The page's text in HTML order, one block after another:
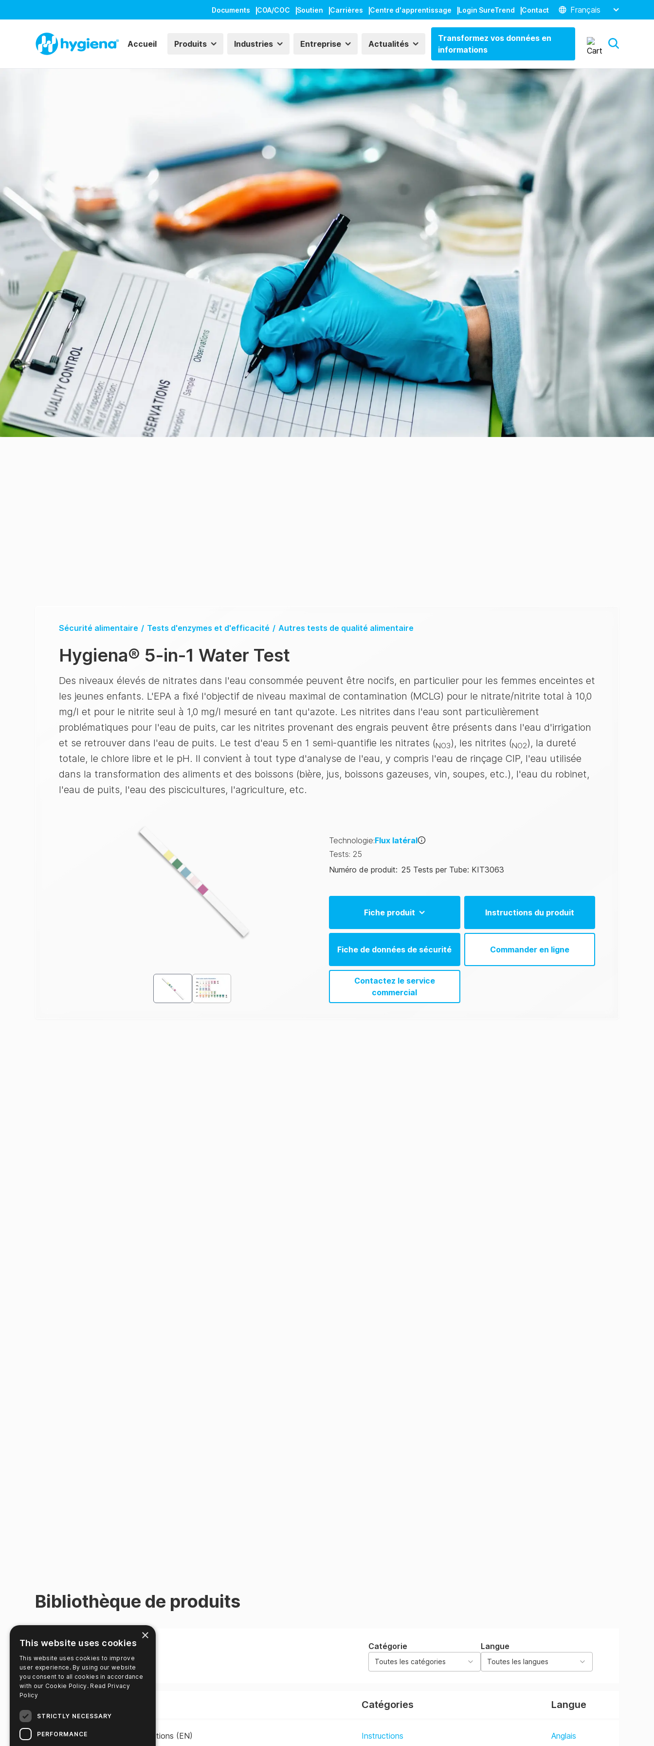
Documents COA/COC Soutien Carrières Centre d'apprentissage Login SureTrend Contact Français
Accueil Produits Industries Entreprise Actualités
Transformez vos données en
informations
Sécurité alimentaire / Tests d'enzymes et d'efficacité / Autres tests de qualité alimentaire
Hygiena® 5-in-1 Water Test
Des niveaux élevés de nitrates dans l'eau consommée peuvent être nocifs, en particulier pour les femmes enceintes et
les jeunes enfants. L'EPA a fixé l'objectif de niveau maximal de contamination (MCLG) pour le nitrate/nitrite total à 10,0
mg/l et pour le nitrite seul à 1,0 mg/l mesuré en tant qu'azote. Les nitrites dans l'eau sont particulièrement
problématiques pour l'eau de puits, car les nitrites provenant des engrais peuvent être présents dans l'eau d'irrigation
et se retrouver dans l'eau de puits. Le test d'eau 5 en 1 semi-quantifie les nitrates (NO3), les nitrites (NO2), la dureté
totale, le chlore libre et le pH. Il convient à tout type d'analyse de l'eau, y compris l'eau de rinçage CIP, l'eau utilisée
dans la transformation des aliments et des boissons (bière, jus, boissons gazeuses, vin, soupes, etc.), l'eau du robinet,
l'eau de puits, l'eau des piscicultures, l'agriculture, etc.
Technologie:Flux latéral
Tests: 25
Numéro de produit: 25 Tests per Tube: KIT3063
Fiche produit Instructions du produit
Fiche de données de sécurité Commander en ligne
Contactez le service
commercial
Bibliothèque de produits
Catégorie
Toutes les catégories
Langue
Toutes les langues
Catégories Langue
5-in-1 Water Test Instructions (EN) Instructions Anglais
×
This website uses cookies
This website uses cookies to improve
user experience. By using our website
you consent to all cookies in accordance
with our Cookie Policy. Read Privacy
Policy
STRICTLY NECESSARY
PERFORMANCE